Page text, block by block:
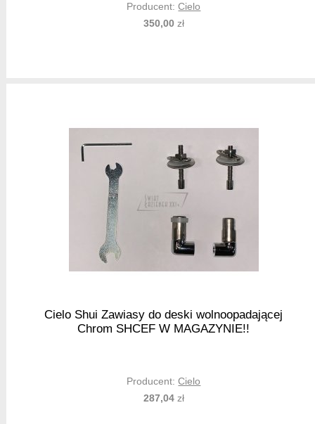
Producent:Cielo
350,00zł
Cielo Shui Zawiasy do deski wolnoopadającej
Chrom SHCEF W MAGAZYNIE!!
Producent:Cielo
287,04zł